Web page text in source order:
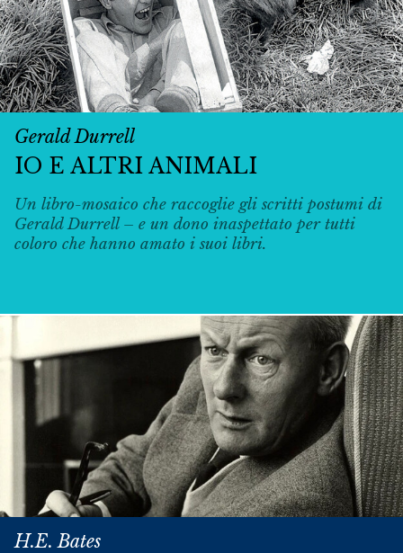
Gerald Durrell
IO E ALTRI ANIMALI
Un libro-mosaico che raccoglie gli scritti postumi di
Gerald Durrell – e un dono inaspettato per tutti
coloro che hanno amato i suoi libri.
H.E. Bates